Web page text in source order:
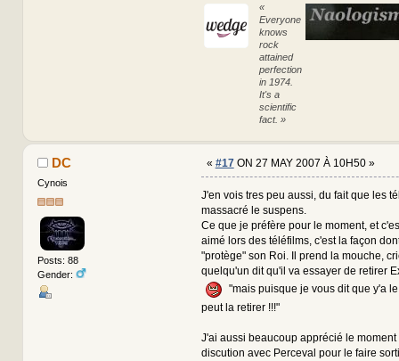
«
Everyone
knows
rock
attained
perfection
in 1974.
It's a
scientific
fact. »
DC
Cynois
Posts: 88
Gender:
« #17ON 27 MAY 2007 À 10H50 »
J'en vois tres peu aussi, du fait que les
massacré le suspens.
Ce que je préfère pour le moment, et
aimé lors des téléfilms, c'est la façon
"protège" son Roi. Il prend la mouche,
quelqu'un dit qu'il va essayer de retirer
"mais puisque je vous dit que y'a
peut la retirer !!!"
J'ai aussi beaucoup apprécié le moment
discution avec Perceval pour le faire